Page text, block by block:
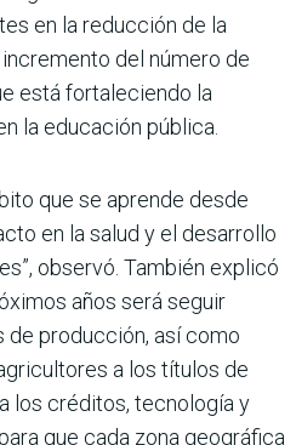
en la reducción de la
del número de
está for­taleciendo la
la educación pública.
que se aprende desde
en la salud y el desarrollo
observó. También explicó
años será seguir
producción, así como
a los títulos de
los créditos, tecnología y
que cada zona geográfica